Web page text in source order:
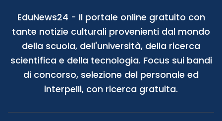
EduNews24 - Il portale online gratuito con
tante notizie culturali provenienti dal mondo
della scuola, dell'università, della ricerca
scientifica e della tecnologia. Focus sui bandi
di concorso, selezione del personale ed
interpelli, con ricerca gratuita.